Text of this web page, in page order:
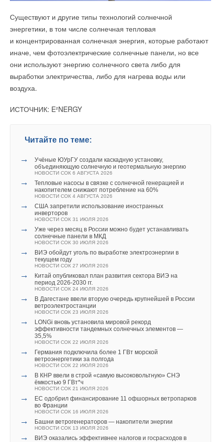
Существуют и другие типы технологий солнечной
энергетики, в том числе солнечная тепловая
и концентрированная солнечная энергия, которые работают
иначе, чем фотоэлектрические солнечные панели, но все
они используют энергию солнечного света либо для
выработки электричества, либо для нагрева воды или
воздуха.
ИСТОЧНИК: E²NERGY
Читайте по теме:
→
Учёные ЮУрГУ создали каскадную установку,
объединяющую солнечную и геотермальную энергию
НОВОСТИ СОК 6 АВГУСТА 2026
→
Тепловые насосы в связке с солнечной генерацией и
накопителем снижают потребление на 60%
НОВОСТИ СОК 4 АВГУСТА 2026
→
США запретили использование иностранных
инверторов
НОВОСТИ СОК 31 ИЮЛЯ 2026
→
Уже через месяц в России можно будет устанавливать
солнечные панели в МКД
НОВОСТИ СОК 30 ИЮЛЯ 2026
→
ВИЭ обойдут уголь по выработке электроэнергии в
текущем году
НОВОСТИ СОК 27 ИЮЛЯ 2026
→
Китай опубликовал план развития сектора ВИЭ на
период 2026-2030 гг.
НОВОСТИ СОК 24 ИЮЛЯ 2026
→
В Дагестане ввели вторую очередь крупнейшей в России
ветроэлектростанции
НОВОСТИ СОК 23 ИЮЛЯ 2026
→
LONGi вновь установила мировой рекорд
эффективности тандемных солнечных элементов —
35,5%
НОВОСТИ СОК 22 ИЮЛЯ 2026
→
Германия подключила более 1 ГВт морской
ветроэнергетики за полгода
НОВОСТИ СОК 22 ИЮЛЯ 2026
→
В КНР ввели в строй «самую высоковольтную» СНЭ
ёмкостью 9 ГВт*ч
НОВОСТИ СОК 21 ИЮЛЯ 2026
→
ЕС одобрил финансирование 11 офшорных ветропарков
во Франции
НОВОСТИ СОК 16 ИЮЛЯ 2026
→ Башни ветрогенераторов — накопители энергии
НОВОСТИ СОК 13 ИЮЛЯ 2026
→
ВИЭ оказались эффективнее налогов и госрасходов в
Уведомления отключены
Комментарии
Добавить комментарий
Ваш E-mail *
путь к энергетическому переходу.
Читайте по теме:
→
«БДР Термия Рус» — 25 лет в России. И это только
НОВОСТИ СОК 17 ИЮЛЯ 2026
новый газовый котел Virtuens MCA от De Dietrich
НОВОСТИ СОК 29 ИЮНЯ 2026
НОВОСТИ СОК 24 ИЮНЯ 2026
Назначение Алексея Мишукова на должность
коммерческого директора «БДР Термия Рус»
НОВОСТИ СОК 16 ИЮНЯ 2026
Илья Евгеньевич Сапожников назначен генеральным
НОВОСТИ СОК 15 ИЮНЯ 2026
Доброград: инженерия счастья с надежными решениями
НОВОСТИ СОК 8 МАЯ 2026
«Умная» мини-котельная BAXI AMPERA Plus
→
Грамотная стратегия как основной фактор успеха
бизнеса
→
Запуск новых разделов «Объекты с оборудованием BAXI
и De Dietrich»
→
Котлы De Dietrich AMC PRO EVO: технологический
прорыв от бренда с 341-летней историей
→
Тепло без переплат: настенный газовый котел BAXI ECO
Classic
НОВОСТИ СОК 8 АПРЕЛЯ 2026
→
Обновленная линейка газовых котлов BAXI ECO Nova:
надежность без компромиссов
НОВОСТИ СОК 2 АПРЕЛЯ 2026
→
BAXI AMPERA Lite — эффективный электрический котел
для частного дома
НОВОСТИ СОК 27 МАРТА 2026
→
Елена Анатольевна Михасева назначена заместителем
генерального директора ООО «БДР Термия Рус»
НОВОСТИ СОК 25 МАРТА 2026